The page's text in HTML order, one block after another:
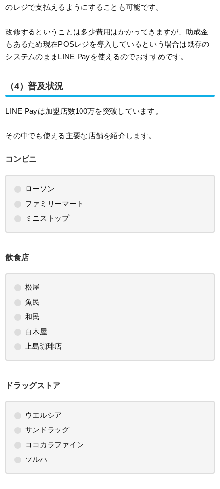
のレジで支払えるようにすることも可能です。
改修するということは多少費用はかかってきますが、助成金
もあるため現在POSレジを導入しているという場合は既存の
システムのままLINE Payを使えるのでおすすめです。
（4）普及状況
LINE Payは加盟店数100万を突破しています。
その中でも使える主要な店舗を紹介します。
コンビニ
ローソン
ファミリーマート
ミニストップ
飲食店
松屋
魚民
和民
白木屋
上島珈琲店
ドラッグストア
ウエルシア
サンドラッグ
ココカラファイン
ツルハ